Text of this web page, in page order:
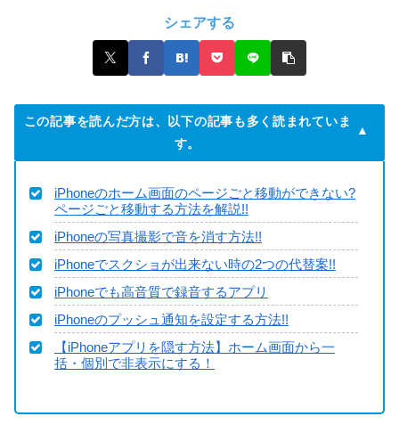
シェアする
この記事を読んだ方は、以下の記事も多く読まれていま
す。
iPhoneのホーム画面のページごと移動ができない?
ページごと移動する方法を解説!!
iPhoneの写真撮影で音を消す方法!!
iPhoneでスクショが出来ない時の2つの代替案!!
iPhoneでも高音質で録音するアプリ
iPhoneのプッシュ通知を設定する方法!!
【iPhoneアプリを隠す方法】ホーム画面から一
括・個別で非表示にする！